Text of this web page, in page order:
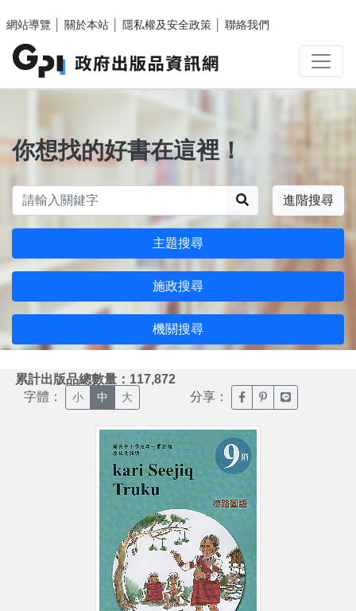
網站導覽
關於本站 隱私權及安全政策 聯絡我們
你想找的好書在這裡！
進階搜尋
主題搜尋
施政搜尋
機關搜尋
累計出版品總數量：117,872
字體： 小 中 大 分享： 臉書分享(另開新視窗)
噗浪分享(另開新
Line分享(另